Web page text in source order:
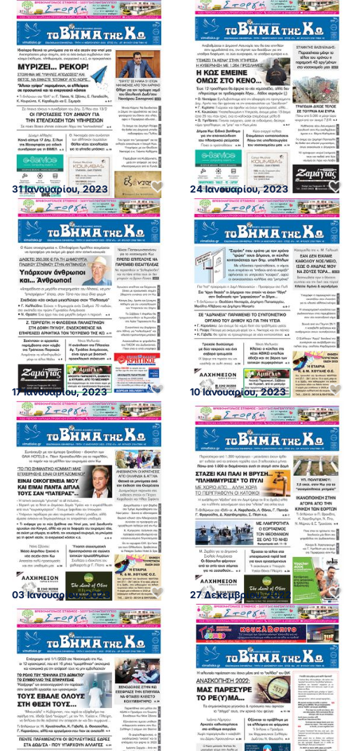
31 Ιανουαρίου, 2023 24 Ιανουαρίου, 2023
17 Ιανουαρίου, 2023 10 Ιανουαρίου, 2023
03 Ιανουαρίου, 2023 27 Δεκεμβρίου, 2022